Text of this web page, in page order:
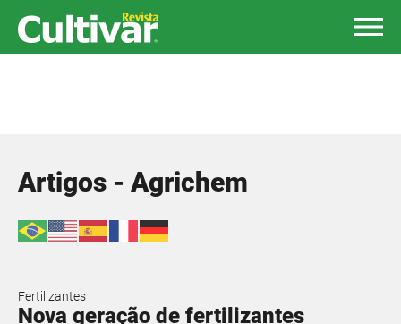
Artigos - Agrichem
Fertilizantes
Nova geração de fertilizantes